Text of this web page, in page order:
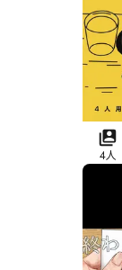
4人